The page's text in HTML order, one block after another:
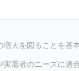
増大を図ることを基
実需者のニーズに適